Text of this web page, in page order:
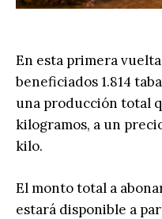
En esta primera
beneficiados 1.814
una producción total
kilogramos, a un
kilo.
El monto total a
estará disponible a